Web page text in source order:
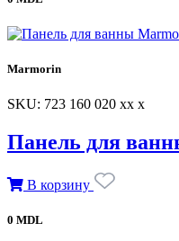
Marmorin
SKU: 723 160 020 xx x
Панель для
В корзину
0 MDL